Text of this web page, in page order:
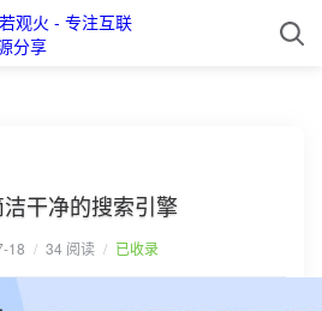
干净的搜索引擎
18 / 34 阅读 / 已收录